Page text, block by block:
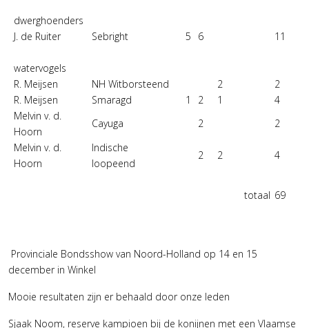
dwerghoenders
J. de Ruiter
Sebright 5 6 11
watervogels
R. Meijsen
NH Witborsteend 2
2
R. Meijsen
Smaragd 1 2 1
4
Melvin v. d.
Hoorn
Cayuga 2
2
Melvin v. d.
Hoorn
Indische
loopeend
2 2 4
totaal 69
Provinciale Bondsshow van Noord-Holland op 14 en 15
december in Winkel
Mooie resultaten zijn er behaald door onze leden
Sjaak Noom, reserve kampioen bij de konijnen met een Vlaamse